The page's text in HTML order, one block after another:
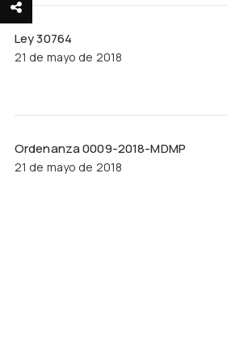
Ley 30764
21 de mayo de 2018
Ordenanza 0009-2018-MDMP
21 de mayo de 2018